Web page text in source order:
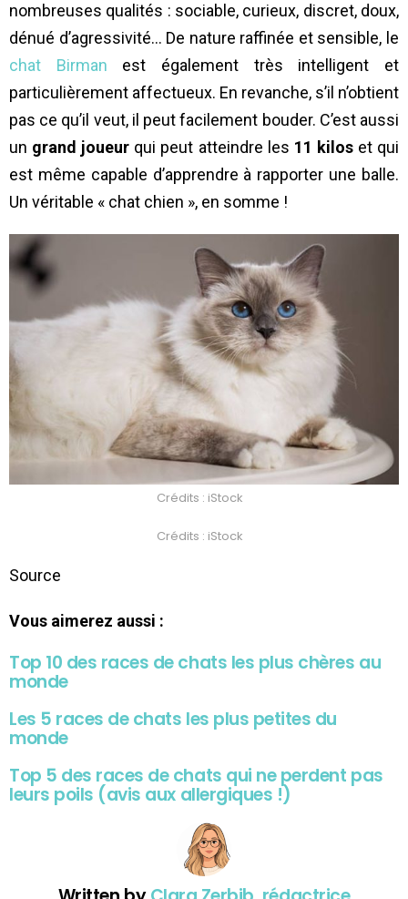
nombreuses qualités : sociable, curieux, discret, doux,
dénué d’agressivité… De nature raffinée et sensible, le
chat Birman est également très intelligent et
particulièrement affectueux. En revanche, s’il n’obtient
pas ce qu’il veut, il peut facilement bouder. C’est aussi
un grand joueur qui peut atteindre les 11 kiloset qui
est même capable d’apprendre à rapporter une balle.
Un véritable « chat chien », en somme !
Crédits : iStock
Crédits : iStock
Source
Vous aimerez aussi :
Top 10 des races de chats les plus chères au
monde
Les 5 races de chats les plus petites du
monde
Top 5 des races de chats qui ne perdent pas
leurs poils (avis aux allergiques !)